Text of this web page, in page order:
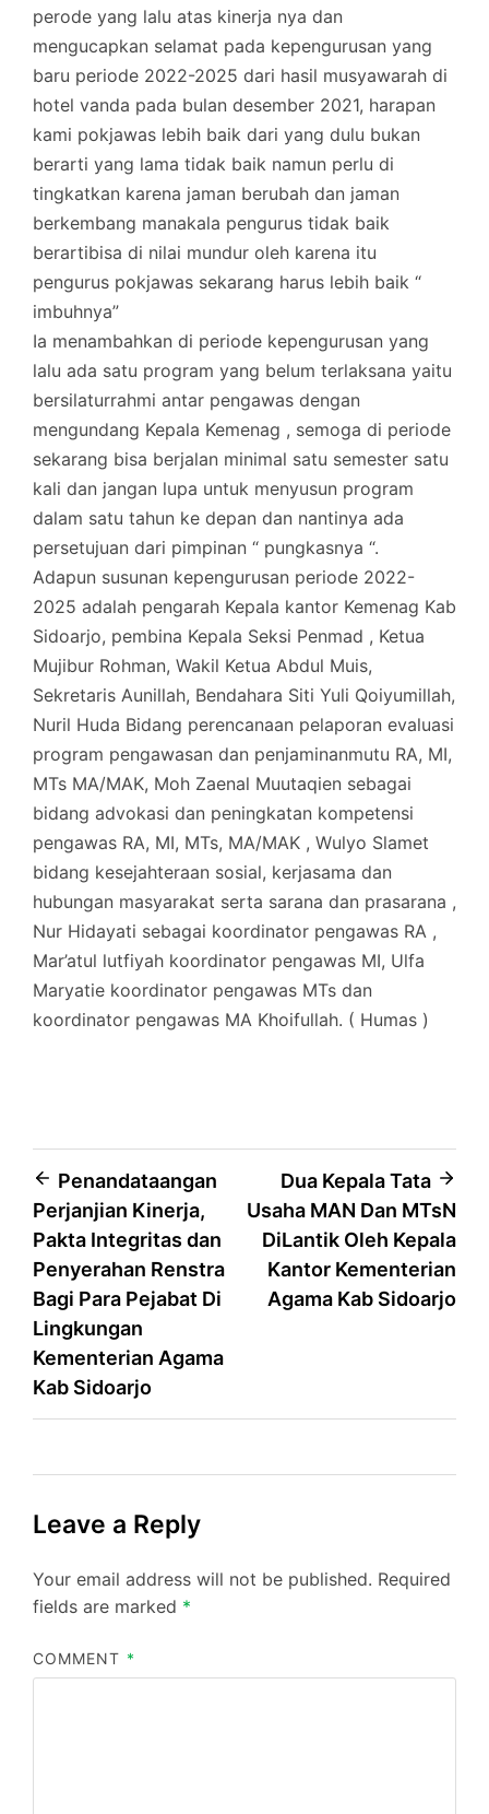
perode yang lalu atas kinerja nya dan
mengucapkan selamat pada kepengurusan yang
baru periode 2022-2025 dari hasil musyawarah di
hotel vanda pada bulan desember 2021, harapan
kami pokjawas lebih baik dari yang dulu bukan
berarti yang lama tidak baik namun perlu di
tingkatkan karena jaman berubah dan jaman
berkembang manakala pengurus tidak baik
berartibisa di nilai mundur oleh karena itu
pengurus pokjawas sekarang harus lebih baik “
imbuhnya”
Ia menambahkan di periode kepengurusan yang
lalu ada satu program yang belum terlaksana yaitu
bersilaturrahmi antar pengawas dengan
mengundang Kepala Kemenag , semoga di periode
sekarang bisa berjalan minimal satu semester satu
kali dan jangan lupa untuk menyusun program
dalam satu tahun ke depan dan nantinya ada
persetujuan dari pimpinan “ pungkasnya “.
Adapun susunan kepengurusan periode 2022-
2025 adalah pengarah Kepala kantor Kemenag Kab
Sidoarjo, pembina Kepala Seksi Penmad , Ketua
Mujibur Rohman, Wakil Ketua Abdul Muis,
Sekretaris Aunillah, Bendahara Siti Yuli Qoiyumillah,
Nuril Huda Bidang perencanaan pelaporan evaluasi
program pengawasan dan penjaminanmutu RA, MI,
MTs MA/MAK, Moh Zaenal Muutaqien sebagai
bidang advokasi dan peningkatan kompetensi
pengawas RA, MI, MTs, MA/MAK , Wulyo Slamet
bidang kesejahteraan sosial, kerjasama dan
hubungan masyarakat serta sarana dan prasarana ,
Nur Hidayati sebagai koordinator pengawas RA ,
Mar’atul lutfiyah koordinator pengawas MI, Ulfa
Maryatie koordinator pengawas MTs dan
koordinator pengawas MA Khoifullah. ( Humas )
Post
navigation
Penandataangan
Perjanjian Kinerja,
Pakta Integritas dan
Penyerahan Renstra
Bagi Para Pejabat Di
Lingkungan
Kementerian Agama
Kab Sidoarjo
Dua Kepala Tata
Usaha MAN Dan MTsN
DiLantik Oleh Kepala
Kantor Kementerian
Agama Kab Sidoarjo
Leave a Reply
Your email address will not be published. Required
fields are marked *
COMMENT *